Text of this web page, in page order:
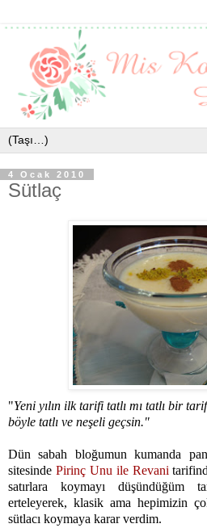
4 Ocak 2010
Sütlaç
"Yeni yılın ilk tarifi tatlı mı tatlı bir
böyle tatlı ve neşeli geçsin."
Dün sabah bloğumun kumanda
sitesinde Pirinç Unu ile Revani
satırlara koymayı düşündüğüm
erteleyerek, klasik ama hepimizin
sütlacı koymaya karar verdim.